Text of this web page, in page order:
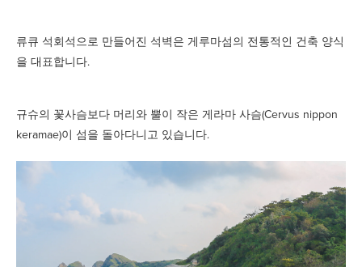
류큐 석회석으로 만들어진 석벽은 게루마섬의 전통적인 건축 양식
을 대표합니다.
규슈의 꽃사슴보다 머리와 뿔이 작은 게라마 사슴(Cervus nippon
keramae)이 섬을 돌아다니고 있습니다.